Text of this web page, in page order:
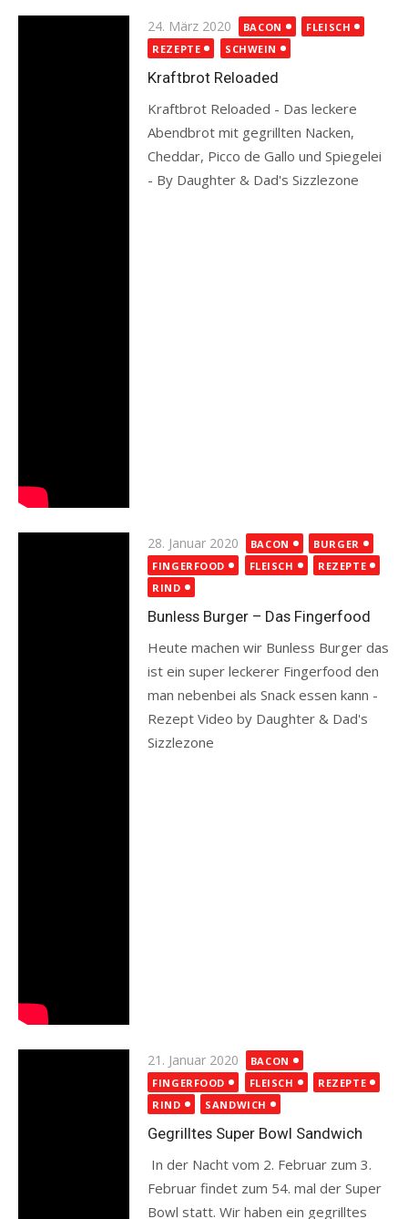
Posted
on
24. März 2020 BACON
FLEISCH
REZEPTE
SCHWEIN
Kraftbrot Reloaded
Kraftbrot Reloaded - Das leckere
Abendbrot mit gegrillten Nacken,
Cheddar, Picco de Gallo und Spiegelei
- By Daughter & Dad's Sizzlezone
Posted
on
28. Januar 2020 BACON
BURGER
FINGERFOOD
FLEISCH
REZEPTE
RIND
Bunless Burger – Das Fingerfood
Heute machen wir Bunless Burger das
ist ein super leckerer Fingerfood den
man nebenbei als Snack essen kann -
Rezept Video by Daughter & Dad's
Sizzlezone
Posted
on
21. Januar 2020
BACON
FINGERFOOD
FLEISCH
REZEPTE
RIND
SANDWICH
Gegrilltes Super Bowl Sandwich
In der Nacht vom 2. Februar zum 3.
Februar findet zum 54. mal der Super
Bowl statt. Wir haben ein gegrilltes